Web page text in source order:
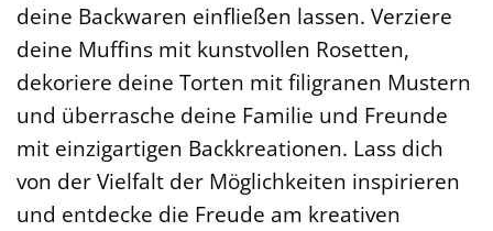
deine Backwaren einfließen lassen. Verziere
deine Muffins mit kunstvollen Rosetten,
dekoriere deine Torten mit filigranen Mustern
und überrasche deine Familie und Freunde
mit einzigartigen Backkreationen. Lass dich
von der Vielfalt der Möglichkeiten inspirieren
und entdecke die Freude am kreativen